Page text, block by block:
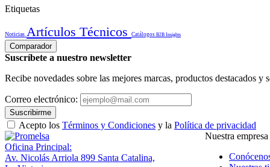
Etiquetas
Noticias Artículos Técnicos Catálogos B2B Insights
Comparador
Suscríbete a nuestro newsletter
Recibe novedades sobre las mejores marcas, productos destacados y
Correo electrónico:
Suscribirme
Acepto los Términos y Condiciones y la Política de privacidad
Oficina Principal:
Av. Nicolás Arriola 899 Santa Catalina,
Nuestra empresa